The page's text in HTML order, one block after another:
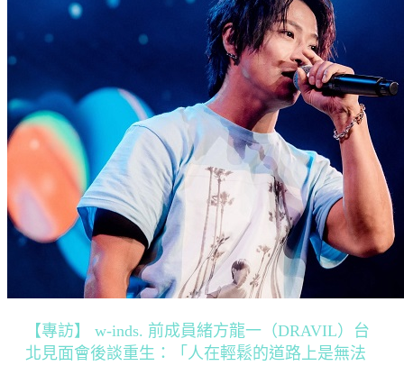
【專訪】 w-inds. 前成員緒方龍一（DRAVIL）台
北見面會後談重生：「人在輕鬆的道路上是無法